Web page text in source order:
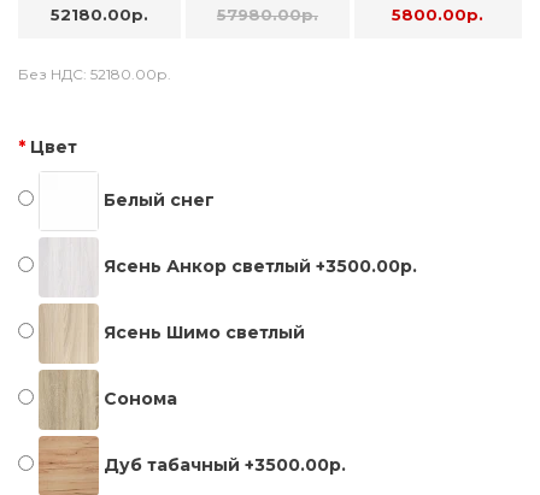
52180.00р. 57980.00р. 5800.00р.
Без НДС: 52180.00р.
Цвет
Белый снег
Ясень Анкор светлый +3500.00р.
Ясень Шимо светлый
Сонома
Дуб табачный +3500.00р.